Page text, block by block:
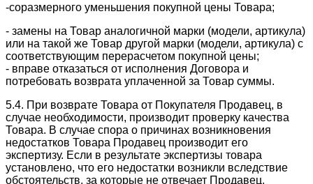
-соразмерного уменьшения покупной цены Товара;
- замены на Товар аналогичной марки (модели, артикула)
или на такой же Товар другой марки (модели, артикула) с
соответствующим перерасчетом покупной цены;
- вправе отказаться от исполнения Договора и
потребовать возврата уплаченной за Товар суммы.
5.4. При возврате Товара от Покупателя Продавец, в
случае необходимости, производит проверку качества
Товара. В случае спора о причинах возникновения
недостатков Товара Продавец производит его
экспертизу. Если в результате экспертизы товара
установлено, что его недостатки возникли вследствие
обстоятельств, за которые не отвечает Продавец,